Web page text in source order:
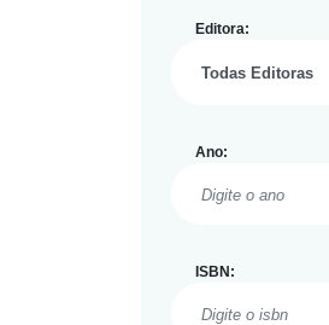
Editora:
Ano:
ISBN: